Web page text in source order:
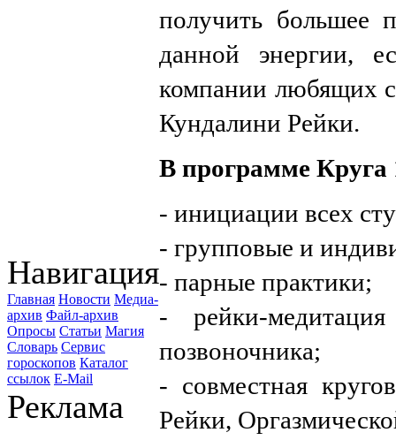
Навигация
Главная Новости Медиа-
архив Файл-архив
Опросы Статьи Магия
Словарь Сервис
гороскопов Каталог
ссылок E-Mail
Реклама
получить большее
данной энергии,
компании любящих
Кундалини Рейки.
В программе Круга
- инициации всех
- групповые и
- парные практики;
- рейки-
позвоночника;
- совместная
Рейки,